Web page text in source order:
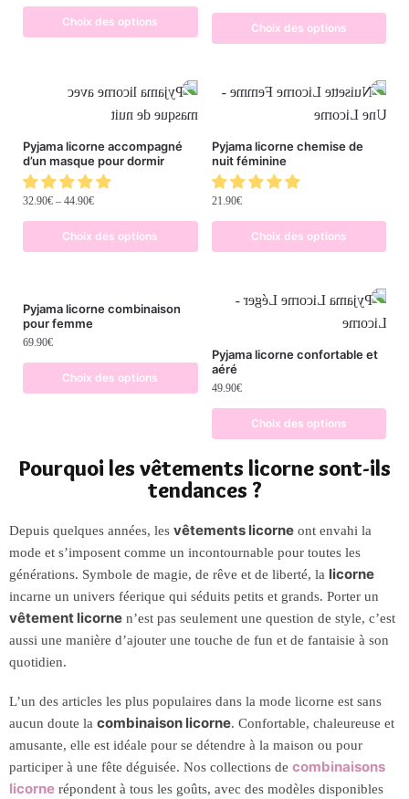
Choix des options Choix des options
Pyjama licorne accompagné
d’un masque pour dormir
32.90€ – 44.90€
Choix des options
Pyjama licorne chemise de
nuit féminine
21.90€
Choix des options
Pyjama licorne combinaison
pour femme
69.90€
Choix des options
Pyjama licorne confortable et
aéré
49.90€
Choix des options
Pourquoi les vêtements licorne sont-ils
tendances ?
Depuis quelques années, les vêtements licorne ont envahi la
mode et s’imposent comme un incontournable pour toutes les
générations. Symbole de magie, de rêve et de liberté, la licorne
incarne un univers féerique qui séduits petits et grands. Porter un
vêtement licorne n’est pas seulement une question de style, c’est
aussi une manière d’ajouter une touche de fun et de fantaisie à son
quotidien.
L’un des articles les plus populaires dans la mode licorne est sans
aucun doute la combinaison licorne. Confortable, chaleureuse et
amusante, elle est idéale pour se détendre à la maison ou pour
participer à une fête déguisée. Nos collections de combinaisons
licorne répondent à tous les goûts, avec des modèles disponibles